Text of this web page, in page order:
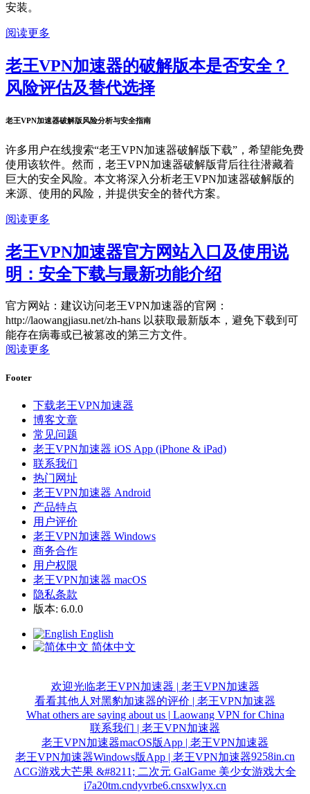
安装。
阅读更多
老王VPN加速器的破解版本是否安全？
风险评估及替代选择
老王VPN加速器破解版风险分析与安全指南
许多用户在线搜索“老王VPN加速器破解版下载”，希望能免费
使用该软件。然而，老王VPN加速器破解版背后往往潜藏着
巨大的安全风险。本文将深入分析老王VPN加速器破解版的
来源、使用的风险，并提供安全的替代方案。
阅读更多
老王VPN加速器官方网站入口及使用说
明：安全下载与最新功能介绍
官方网站：建议访问老王VPN加速器的官网：
http://laowangjiasu.net/zh-hans 以获取最新版本，避免下载到可
能存在病毒或已被篡改的第三方文件。
阅读更多
Footer
下载老王VPN加速器
博客文章
常见问题
老王VPN加速器 iOS App (iPhone & iPad)
联系我们
热门网址
老王VPN加速器 Android
产品特点
用户评价
老王VPN加速器 Windows
商务合作
用户权限
老王VPN加速器 macOS
隐私条款
版本: 6.0.0
English
简体中文
欢迎光临老王VPN加速器 | 老王VPN加速器
看看其他人对黑豹加速器的评价 | 老王VPN加速器
What others are saying about us | Laowang VPN for China
联系我们 | 老王VPN加速器
老王VPN加速器macOS版App | 老王VPN加速器
老王VPN加速器Windows版App | 老王VPN加速器9258in.cn
ACG游戏大芒果 &#8211; 二次元 GalGame 美少女游戏大全
i7a20tm.cndyvrbe6.cnsxwlyx.cn